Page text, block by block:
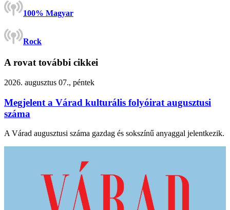
100% Magyar
Rock
A rovat további cikkei
2026. augusztus 07., péntek
Megjelent a Várad kulturális folyóirat augusztusi
száma
A Várad augusztusi száma gazdag és sokszínű anyaggal jelentkezik.